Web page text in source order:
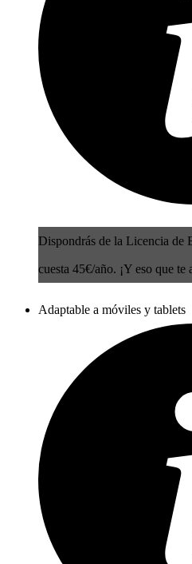
Dispondrás de la Licencia de
cuesta 45€/año. ¡Y eso que te
Adaptable a móviles y tablets